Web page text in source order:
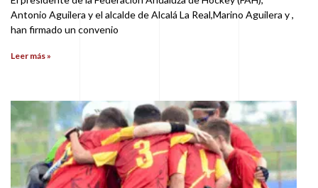
Antonio Aguilera y el alcalde de Alcalá La Real,Marino Aguilera y ,
han firmado un convenio
Leer más »